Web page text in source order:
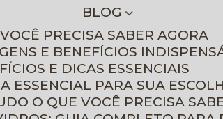
BLOG
PRECISA SABER AGORA
E BENEFÍCIOS
E DICAS ESSENCIAIS
ESSENCIAL PARA SUA
O QUE VOCÊ PRECISA